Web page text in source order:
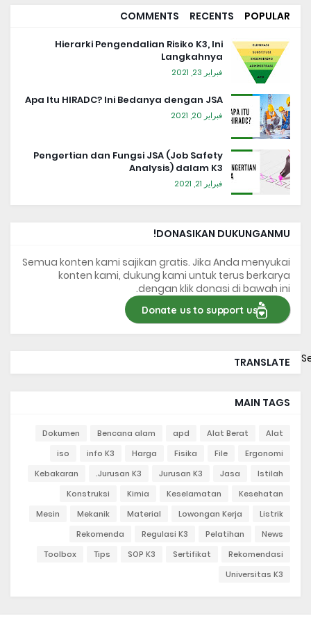
POPULAR
RECENTS
COMMENTS
Hierarki Pengendalian Risiko K3, Ini
Langkahnya
فبراير 23, 2021
Apa Itu HIRADC? Ini Bedanya dengan JSA
فبراير 20, 2021
Pengertian dan Fungsi JSA (Job Safety
Analysis) dalam K3
فبراير 21, 2021
DONASIKAN DUKUNGANMU!
Semua konten kami sajikan gratis. Jika Anda menyukai
konten kami, dukung kami untuk terus berkarya
dengan klik donasi di bawah ini.
Donate us to support us
TRANSLATE
MAIN TAGS
Alat
Alat Berat
apd
Bencana alam
Dokumen
Ergonomi
File
Fisika
Harga
info K3
iso
Istilah
Jasa
Jurusan K3
Jurusan K3.
Kebakaran
Kesehatan
Keselamatan
Kimia
Konstruksi
Listrik
Lowongan Kerja
Material
Mekanik
Mesin
News
Pelatihan
Regulasi K3
Rekomenda
Rekomendasi
Sertifikat
SOP K3
Tips
Toolbox
Universitas K3